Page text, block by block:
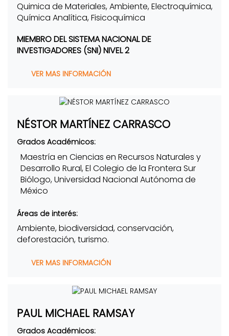
Quimica de Materiales, Ambiente, Electroquímica,
Química Analítica, Fisicoquímica
MIEMBRO DEL SISTEMA NACIONAL DE
INVESTIGADORES (SNI) NIVEL 2
VER MAS INFORMACIÓN
NÉSTOR MARTÍNEZ CARRASCO
Grados Académicos:
Maestría en Ciencias en Recursos Naturales y
Desarrollo Rural, El Colegio de la Frontera Sur
Biólogo, Universidad Nacional Autónoma de
México
Áreas de interés:
Ambiente, biodiversidad, conservación,
deforestación, turismo.
VER MAS INFORMACIÓN
PAUL MICHAEL RAMSAY
Grados Académicos: